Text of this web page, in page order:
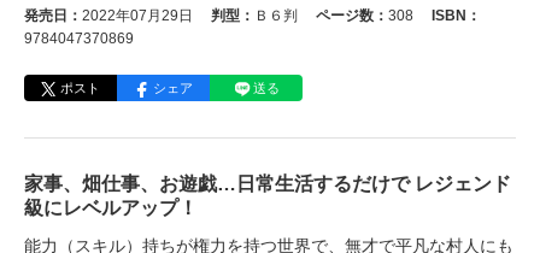
発売日： 2022年07月29日 判型： Ｂ６判 ページ数： 308
ISBN：
9784047370869
ポスト シェア 送る
家事、畑仕事、お遊戯…日常生活するだけで レジェンド
級にレベルアップ！
能力（スキル）持ちが権力を持つ世界で、無才で平凡な村人にも